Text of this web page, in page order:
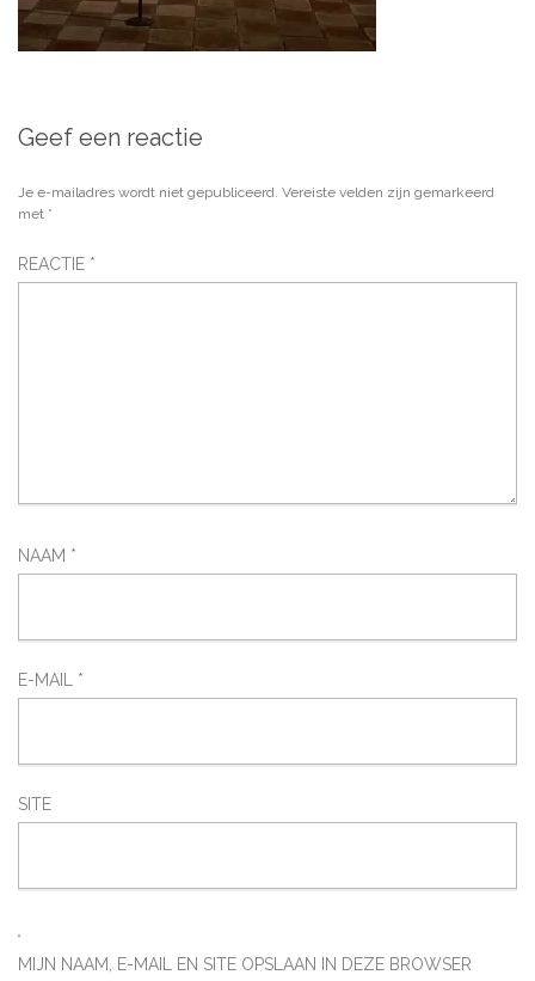
Geef een reactie
Je e-mailadres wordt niet gepubliceerd. Vereiste velden zijn gemarkeerd
met *
REACTIE *
NAAM *
E-MAIL *
SITE
MIJN NAAM, E-MAIL EN SITE OPSLAAN IN DEZE BROWSER